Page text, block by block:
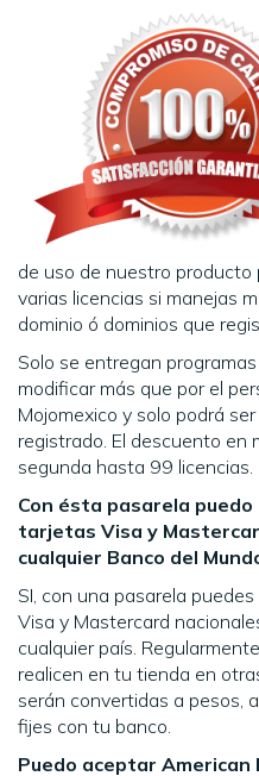
de uso de nuestro producto
varias licencias si manejas
dominio ó dominios que
Solo se entregan
modificar más que por el
Mojomexico y solo podrá
registrado. El descuento en
segunda hasta 99 licencias.
Con ésta pasarela
tarjetas Visa y
cualquier Banco del
SI, con una pasarela
Visa y Mastercard
cualquier país.
realicen en tu tienda en
serán convertidas a pesos,
fijes con tu banco.
Puedo aceptar American